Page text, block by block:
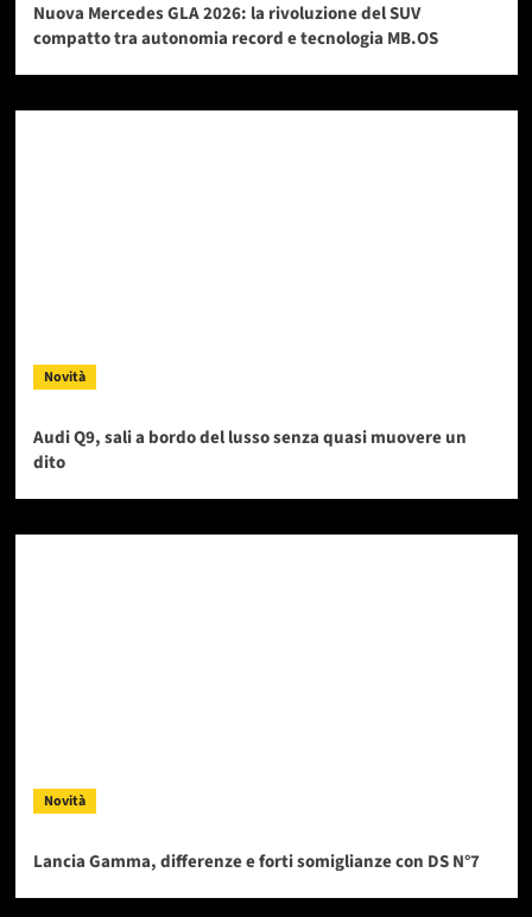
Nuova Mercedes GLA 2026: la rivoluzione del SUV
compatto tra autonomia record e tecnologia MB.OS
Novità
Audi Q9, sali a bordo del lusso senza quasi muovere un
dito
Novità
Lancia Gamma, differenze e forti somiglianze con DS N°7